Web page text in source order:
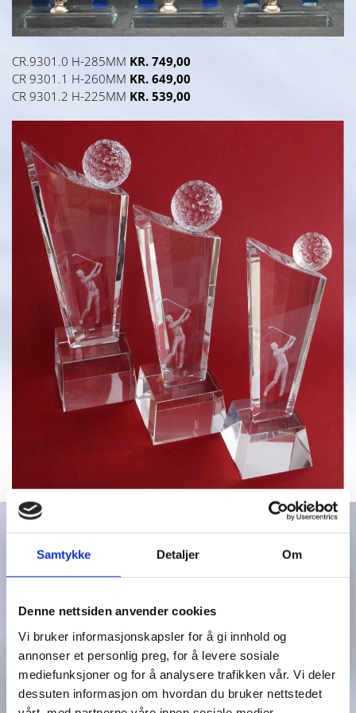
Samtykke Detaljer Om
Denne nettsiden anvender cookies
Vi bruker informasjonskapsler for å gi innhold og
annonser et personlig preg, for å levere sosiale
mediefunksjoner og for å analysere trafikken vår. Vi deler
dessuten informasjon om hvordan du bruker nettstedet
CR.9301.0 H-285MM KR. 749,00
CR 9301.1 H-260MM KR. 649,00
CR 9301.2 H-225MM KR. 539,00
CR 3174A H-200MM
KR. 579,00